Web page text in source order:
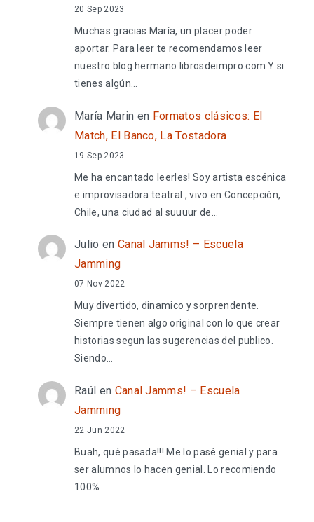
20 Sep 2023
Muchas gracias María, un placer poder
aportar. Para leer te recomendamos leer
nuestro blog hermano librosdeimpro.com Y si
tienes algún…
María Marin en Formatos clásicos: El
Match, El Banco, La Tostadora
19 Sep 2023
Me ha encantado leerles! Soy artista escénica
e improvisadora teatral , vivo en Concepción,
Chile, una ciudad al suuuur de…
Julio en Canal Jamms! – Escuela
Jamming
07 Nov 2022
Muy divertido, dinamico y sorprendente.
Siempre tienen algo original con lo que crear
historias segun las sugerencias del publico.
Siendo…
Raúl en Canal Jamms! – Escuela
Jamming
22 Jun 2022
Buah, qué pasada!!! Me lo pasé genial y para
ser alumnos lo hacen genial. Lo recomiendo
100%